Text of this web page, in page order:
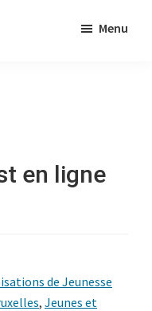
Menu
en ligne
de Jeunesse
, Jeunes et